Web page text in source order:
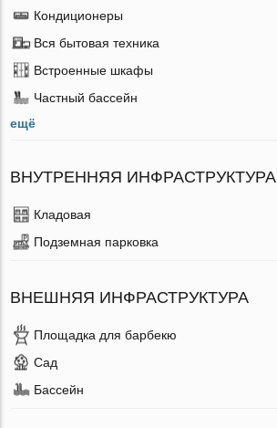
Кондиционеры
Вся бытовая техника
Встроенные шкафы
Частный бассейн
ещё
ВНУТРЕННЯЯ ИНФРАСТРУКТУРА
Кладовая
Подземная парковка
ВНЕШНЯЯ ИНФРАСТРУКТУРА
Площадка для барбекю
Сад
Бассейн